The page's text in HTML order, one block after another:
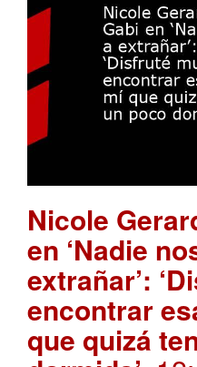
Nicole
en ‘Nadie
extrañar’:
encontrar
que quizá